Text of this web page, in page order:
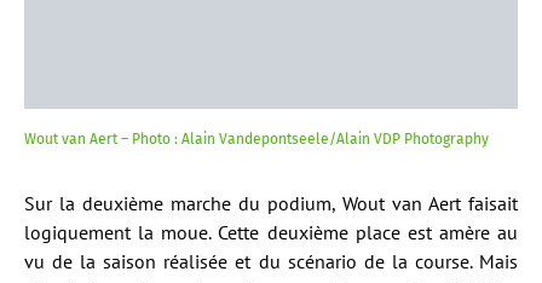
Wout van Aert – Photo : Alain Vandepontseele/Alain VDP Photography
Sur la deuxième marche du podium, Wout van Aert faisait
logiquement la moue. Cette deuxième place est amère au
vu de la saison réalisée et du scénario de la course. Mais